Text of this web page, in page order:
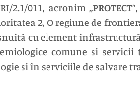
RI/2.1/011, acronim„PROTECT
2, O regiune de
cu element
comune și servicii
și în serviciile de salvare